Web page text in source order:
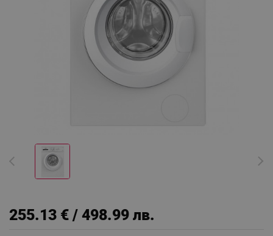
255.13 € / 498.99 лв.